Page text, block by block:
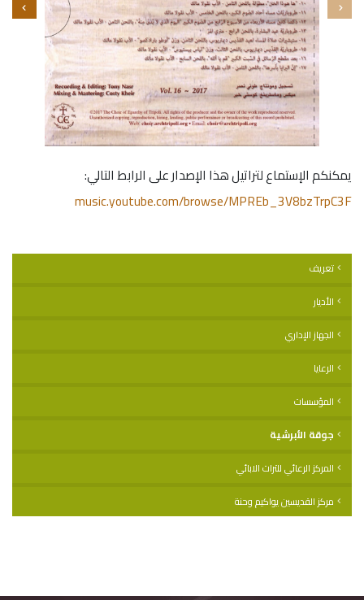
يمكنكم الإستماع لتراتيل هذا الإصدار على الرابط التالي:
music.youtube.com/browse/MPREb_3V8bzTrpC3F
تعريف
الأديار
الجهاز الإداري
الرعايا
المؤسسات
جوقة الأبرشية
المركز الرعائي للتراث الابائي
مركز القديسين يواكيم وحنة